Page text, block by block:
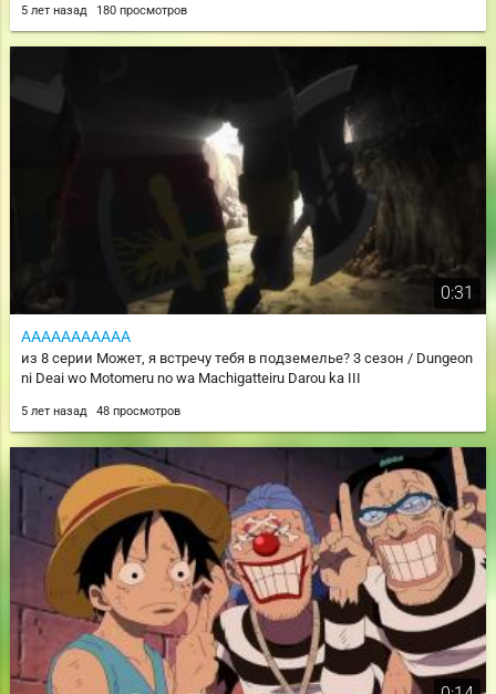
5 лет назад 180 просмотров
0:31
ААААААААААА
из 8 серии Может, я встречу тебя в подземелье? 3 сезон / Dungeon
ni Deai wo Motomeru no wa Machigatteiru Darou ka III
5 лет назад 48 просмотров